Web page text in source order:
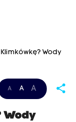
Wody
A A A share
Wody